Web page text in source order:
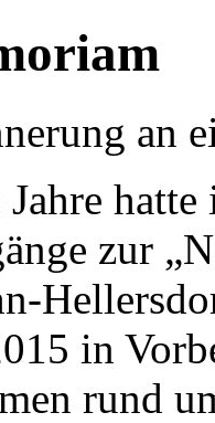
an
Jahre
zur
in
rund